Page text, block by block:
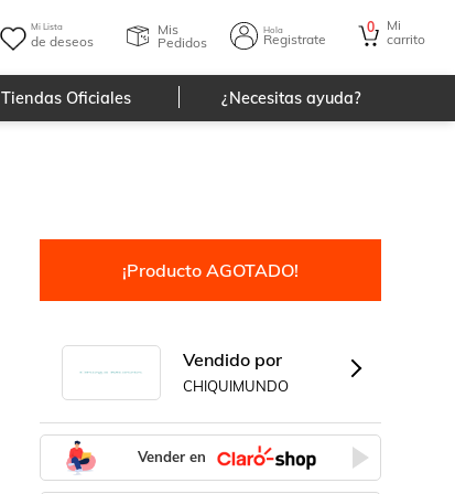
Mi Lista
de deseos
Mis
Pedidos
Hola
Registrate
0
Mi
carrito
Tiendas Oficiales ¿Necesitas ayuda?
¡Producto AGOTADO!
Vendido por
CHIQUIMUNDO
Vender en